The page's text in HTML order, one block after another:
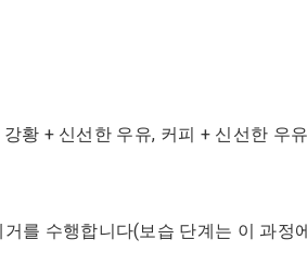
황 + 신선한 우유, 커피 + 신선한 우
를 수행합니다(보습 단계는 이 과정